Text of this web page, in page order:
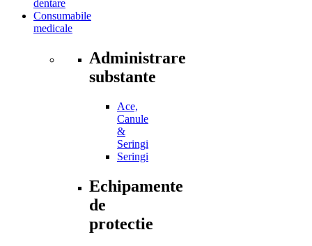
dentare
Consumabile
medicale
Administrare
substante
Ace,
Canule
&
Seringi
Seringi
Echipamente
de
protectie